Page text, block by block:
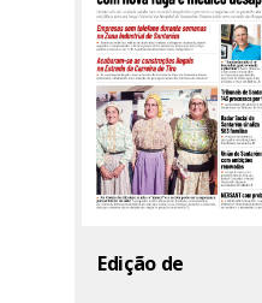
Edição de